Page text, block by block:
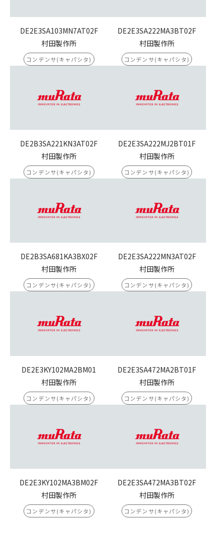
DE2E3SA103MN7AT02F
村田製作所
コンデンサ(キャパシタ)
DE2E3SA222MA3BT02F
村田製作所
コンデンサ(キャパシタ)
DE2B3SA221KN3AT02F
村田製作所
コンデンサ(キャパシタ)
DE2E3SA222MJ2BT01F
村田製作所
コンデンサ(キャパシタ)
DE2B3SA681KA3BX02F
村田製作所
コンデンサ(キャパシタ)
DE2E3SA222MN3AT02F
村田製作所
コンデンサ(キャパシタ)
DE2E3KY102MA2BM01
村田製作所
コンデンサ(キャパシタ)
DE2E3SA472MA2BT01F
村田製作所
コンデンサ(キャパシタ)
DE2E3KY102MA3BM02F
村田製作所
コンデンサ(キャパシタ)
DE2E3SA472MA3BT02F
村田製作所
コンデンサ(キャパシタ)